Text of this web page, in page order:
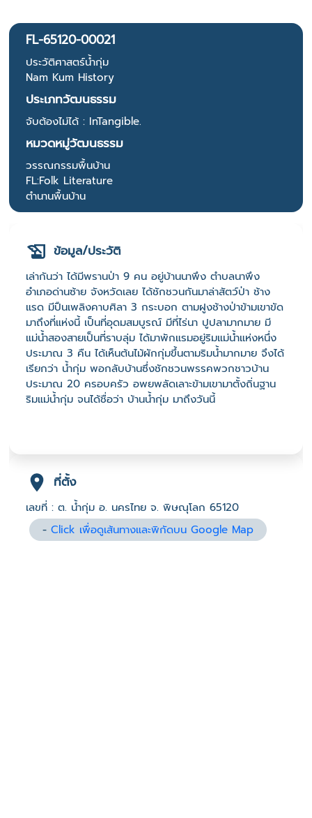
FL-65120-00021
ประวัติศาสตร์น้ำกุ่ม
Nam Kum History
ประเภทวัฒนธรรม
จับต้องไม่ได้ : InTangible.
หมวดหมู่วัฒนธรรม
วรรณกรรมพื้นบ้าน
FL:Folk Literature
ตำนานพื้นบ้าน
ข้อมูล/ประวัติ
เล่ากันว่า ได้มีพรานป่า 9 คน อยู่บ้านนาพึง ตำบลนาพึง
อำเภอด่านซ้าย จังหวัดเลย ได้ชักชวนกันมาล่าสัตว์ป่า ช้าง
แรด มีปืนเพลิงคาบศิลา 3 กระบอก ตามฝูงช้างป่าข้ามเขาขัด
มาถึงที่แห่งนี้ เป็นที่อุดมสมบูรณ์ มีที่ไร่นา ปูปลามากมาย มี
แม่น้ำสองสายเป็นที่ราบลุ่ม ได้มาพักแรมอยู่ริมแม่น้ำแห่งหนึ่ง
ประมาณ 3 คืน ได้เห็นต้นไม้ผักกุ่มขึ้นตามริมน้ำมากมาย จึงได้
เรียกว่า น้ำกุ่ม พอกลับบ้านซึ่งชักชวนพรรคพวกชาวบ้าน
ประมาณ 20 ครอบครัว อพยพลัดเลาะข้ามเขามาตั้งถิ่นฐาน
ริมแม่น้ำกุ่ม จนได้ชื่อว่า บ้านน้ำกุ่ม มาถึงวันนี้
ที่ตั้ง
เลขที่ : ต. น้ำกุ่ม อ. นครไทย จ. พิษณุโลก 65120
-Click เพื่อดูเส้นทางและพิกัดบน Google Map